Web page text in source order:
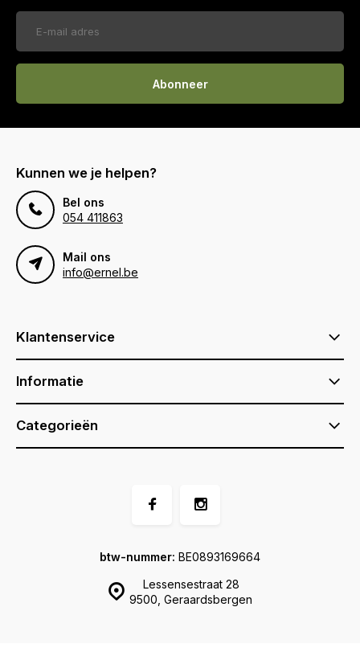
Abonneer
Kunnen we je helpen?
Bel ons
054 411863
Mail ons
info@ernel.be
Klantenservice
Informatie
Categorieën
Lessensestraat 28
9500, Geraardsbergen
btw-nummer: BE0893169664